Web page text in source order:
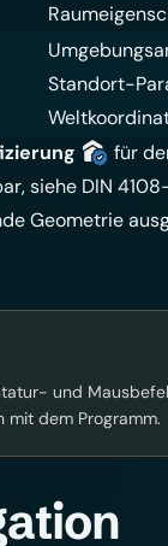
Standort-
für
siehe DIN
Geometrie
und
dem Programm.